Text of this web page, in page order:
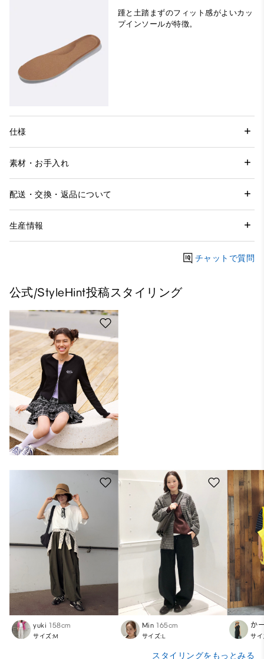
踵と土踏まずのフィット感がよいカッ
プインソールが特徴。
仕様
素材・お手入れ
配送・交換・返品について
生産情報
チャットで質問
公式/StyleHint投稿スタイリング
yuki 158cm
サイズ:M
Min 165cm
サイズ:L
か
サイ
スタイリングをもっとみる